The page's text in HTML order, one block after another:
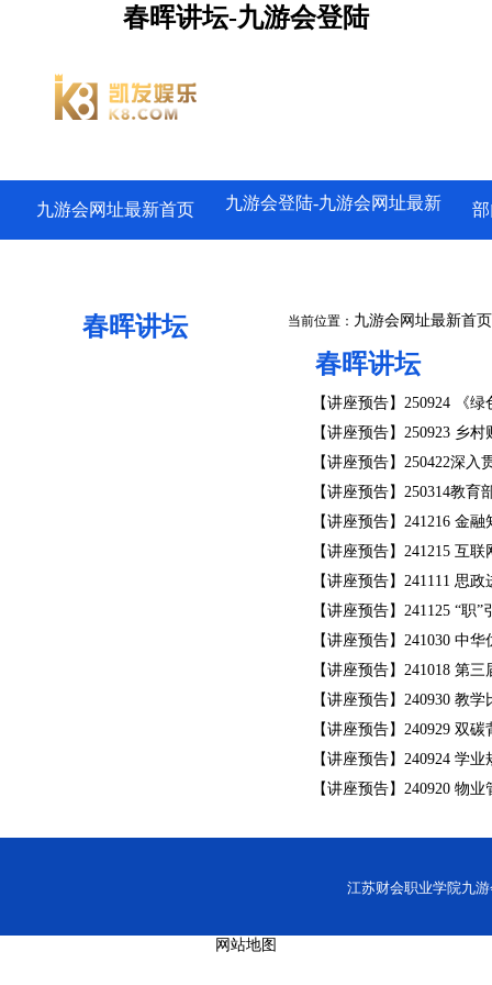
春晖讲坛-九游会登陆
九游会网址最新首页 九游会登陆-九游会网址最新
春晖讲坛 当前位置： 九游会网址最新首页
春晖讲坛
【讲座预告】250924 《
【讲座预告】250923 乡
【讲座预告】250422深
【讲座预告】250314教
【讲座预告】241216 金
【讲座预告】241215 互
【讲座预告】241111 思
【讲座预告】241125 “职
【讲座预告】241030 中
【讲座预告】241018 第
【讲座预告】240930 教
【讲座预告】240929 双
【讲座预告】240924 学
【讲座预告】240920 物
江苏财会职业学院九
网站地图